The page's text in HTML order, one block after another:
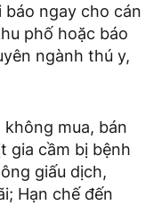
ngay cho cán
phố hoặc báo
ngành thú y,
mua, bán
gia cầm bị bệnh
giấu dịch,
Hạn chế đến